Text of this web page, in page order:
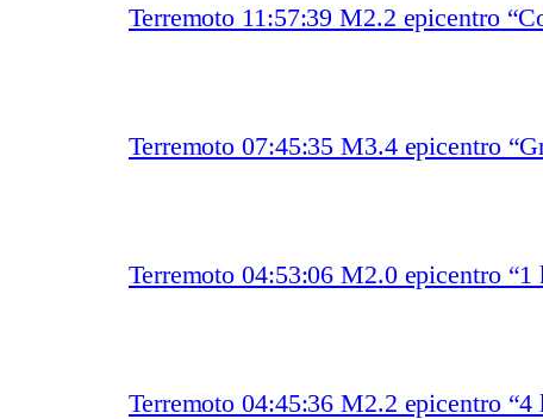
Terremoto 11:57:39 M2.2 epicentro
Terremoto 07:45:35 M3.4 epicentro
Terremoto 04:53:06 M2.0 epicentro
Terremoto 04:45:36 M2.2 epicentro